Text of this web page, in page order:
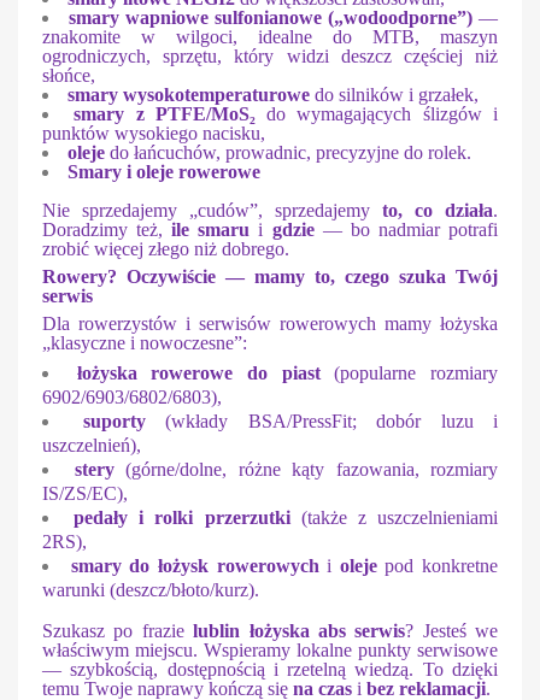
smary wapniowe sulfonianowe („wodoodporne”) —
znakomite w wilgoci, idealne do MTB, maszyn
ogrodniczych, sprzętu, który widzi deszcz częściej niż
słońce,
smary wysokotemperaturowe do silników i grzałek,
smary z PTFE/MoS₂do wymagających ślizgów i
punktów wysokiego nacisku,
oleje do łańcuchów, prowadnic, precyzyjne do rolek.
Smary i oleje rowerowe
Nie sprzedajemy „cudów”, sprzedajemy to, co działa.
Doradzimy też,ile smaru i gdzie— bo nadmiar potrafi
zrobić więcej złego niż dobrego.
Rowery? Oczywiście — mamy to, czego szuka Twój
serwis
Dla rowerzystów i serwisów rowerowych mamy łożyska
„klasyczne i nowoczesne”:
łożyska rowerowe do piast(popularne rozmiary
6902/6903/6802/6803),
suporty(wkłady BSA/PressFit; dobór luzu i
uszczelnień),
stery(górne/dolne, różne kąty fazowania, rozmiary
IS/ZS/EC),
pedały i rolki przerzutki(także z uszczelnieniami
2RS),
smary do łożysk rowerowych i olejepod konkretne
warunki (deszcz/błoto/kurz).
Szukasz po frazielublin łożyska abs serwis? Jesteś we
właściwym miejscu. Wspieramy lokalne punkty serwisowe
— szybkością, dostępnością i rzetelną wiedzą. To dzięki
temu Twoje naprawy kończą się na czas i bez reklamacji.